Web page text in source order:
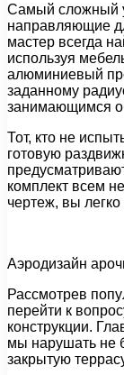
Самый сложный
направляющие
мастер всегда
используя
алюминиевый
заданному
занимающимся
Тот, кто не
готовую
комплект всем
чертеж, вы
Аэродизайн
Рассмотрев
перейти к
конструкции.
мы нарушать не
закрытую